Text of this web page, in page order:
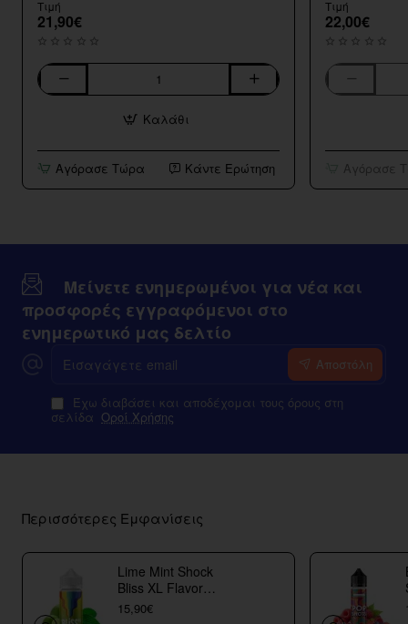
Τιμή
21,90€
Aspire
Καλάθι
Αγόρασε Τώρα Κάντε Ερώτηση
Τιμή
22,00€
Geekvape
4ml
TankΑγόρασε
Μείνετε ενημερωμένοι για νέα και
προσφορές εγγραφόμενοι στο
ενημερωτικό μας δελτίο
email
Αποστόλη
Έχω διαβάσει και αποδέχομαι τους όρους στη
σελίδα Οροί Χρήσης
Περισσότερες Εμφανίσεις
Lime Mint Shock
Bliss XL Flavor
Shots
15,90€